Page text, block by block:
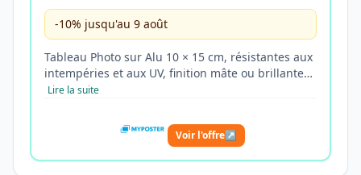
-10% jusqu'au 9 août
Tableau Photo sur Alu 10 × 15 cm, résistantes aux
intempéries et aux UV, finition mâte ou brillante…
Lire la suite
Voir l'offre↗